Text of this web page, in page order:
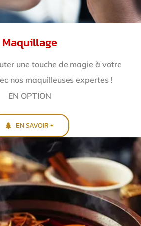
Maquillage
une touche de magie à votre
nos maquilleuses expertes !
EN OPTION
EN SAVOIR +